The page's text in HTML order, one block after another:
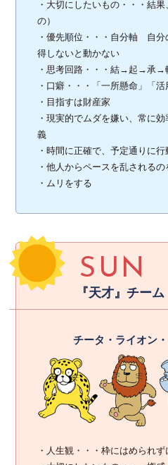
・大切にしたいもの・・・結
の）
・優先順位・・・自分軸 自分
得しないと動かない
・思考回路・・・結→起→承→
・口癖・・・「一所懸命」「活
・目指すは財産家
・現実的でムダを嫌い、常に
義
・時間に正確で、予定通りに行
・他人からペースを乱されるの
・ムリをする
SUN
『天才』チーム
チータ・ライオン
・人生観・・・枠にはめられ